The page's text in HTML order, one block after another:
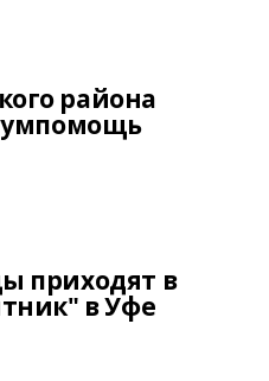
района
приходят в
в Уфе